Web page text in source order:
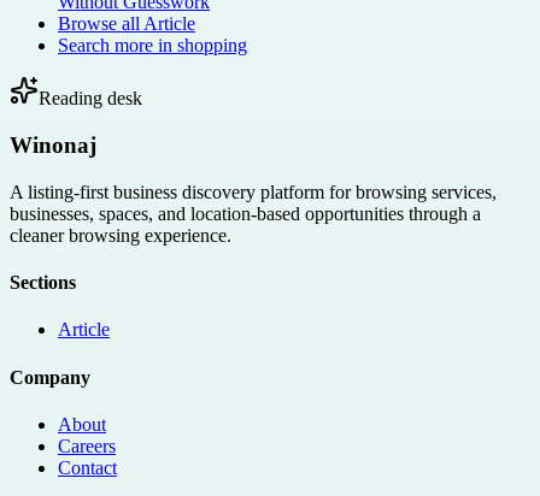
Browse all Article
Search more in shopping
Reading desk
Winonaj
A listing-first business discovery platform for browsing services,
businesses, spaces, and location-based opportunities through a
cleaner browsing experience.
Sections
Article
Company
About
Careers
Contact